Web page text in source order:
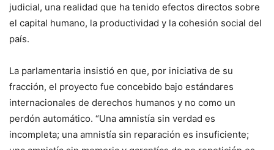
judicial, una realidad que ha tenido efectos directos sobre
el capital humano, la productividad y la cohesión social del
país.
La parlamentaria insistió en que, por iniciativa de su
fracción, el proyecto fue concebido bajo estándares
internacionales de derechos humanos y no como un
perdón automático. “Una amnistía sin verdad es
incompleta; una amnistía sin reparación es insuficiente;